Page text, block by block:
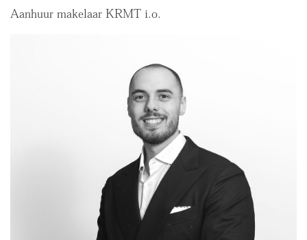
Aanhuur makelaar KRMT i.o.